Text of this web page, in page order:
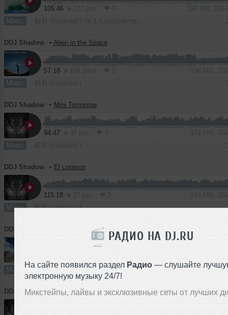
РАДИО НА DJ.RU
На сайте появился раздел Радио — слушайте
электронную музыку 24/7!
Микстейпы, лайвы и эксклюзивные сеты от лучших
105:46
Микс
DDJ Shadow ➝ Alien in the Space
57:18
Микс
DDJ Shadow ➝ Mini Tomorrow
94:47
Микс
DDJ Shadow ➝ El corason
115:18
Микс В плейлист
DDJ Shadow
Микс В плейлист
DDJ Shadow ➝Nirvana